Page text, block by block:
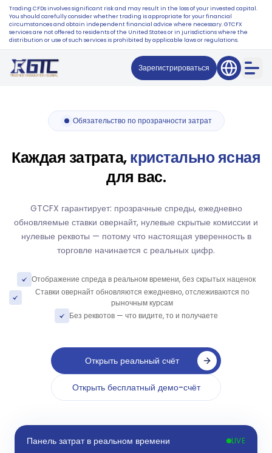
Trading CFDs involves significant risk and may result in the loss of your invested capital.
You should carefully consider whether trading is appropriate for your financial
circumstances and obtain independent financial advice where necessary. GTCFX
services are not offered to residents of the United States or in jurisdictions where the
distribution or use of such services is prohibited by applicable laws or regulations.
Зарегистрироваться
Обязательство по прозрачности затрат
Каждая затрата,кристально ясная
для вас.
GTCFX гарантирует: прозрачные спреды, ежедневно
обновляемые ставки овернайт, нулевые скрытые комиссии и
нулевые реквоты — потому что настоящая уверенность в
торговле начинается с реальных цифр.
Отображение спреда в реальном времени, без скрытых наценок
Ставки овернайт обновляются ежедневно, отслеживаются по
рыночным курсам
Без реквотов — что видите, то и получаете
Открыть реальный счёт
Открыть бесплатный демо-счёт
Панель затрат в реальном времени LIVE